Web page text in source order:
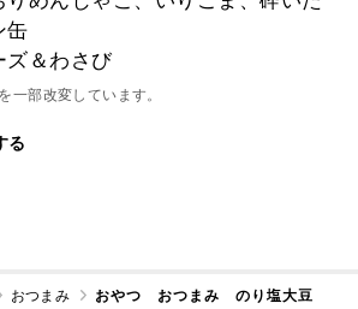
缶
ズ＆わさび
一部改変しています。
る
おつまみ おやつ おつまみ のり塩大豆